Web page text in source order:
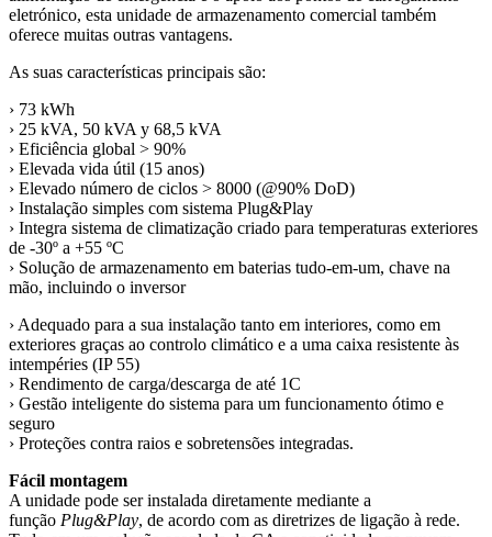
eletrónico, esta unidade de armazenamento comercial também
oferece muitas outras vantagens.
As suas características principais são:
› 73 kWh
› 25 kVA, 50 kVA y 68,5 kVA
› Eficiência global > 90%
› Elevada vida útil (15 anos)
› Elevado número de ciclos > 8000 (@90% DoD)
› Instalação simples com sistema Plug&Play
› Integra sistema de climatização criado para temperaturas exteriores
de -30º a +55 ºC
› Solução de armazenamento em baterias tudo-em-um, chave na
mão, incluindo o inversor
› Adequado para a sua instalação tanto em interiores, como em
exteriores graças ao controlo climático e a uma caixa resistente às
intempéries (IP 55)
› Rendimento de carga/descarga de até 1C
› Gestão inteligente do sistema para um funcionamento ótimo e
seguro
› Proteções contra raios e sobretensões integradas.
Fácil montagem
A unidade pode ser instalada diretamente mediante a
função Plug&Play, de acordo com as diretrizes de ligação à rede.